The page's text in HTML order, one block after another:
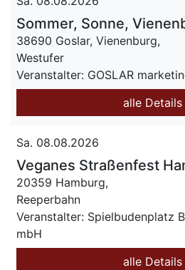
Sommer, Sonne,
38690 Goslar, Vienenburg,
Westufer
Veranstalter: GOSLAR
alle Details
Sa. 08.08.2026
Veganes Straßenfest
20359 Hamburg,
Reeperbahn
Veranstalter: Spielbudenplatz
mbH
alle Details